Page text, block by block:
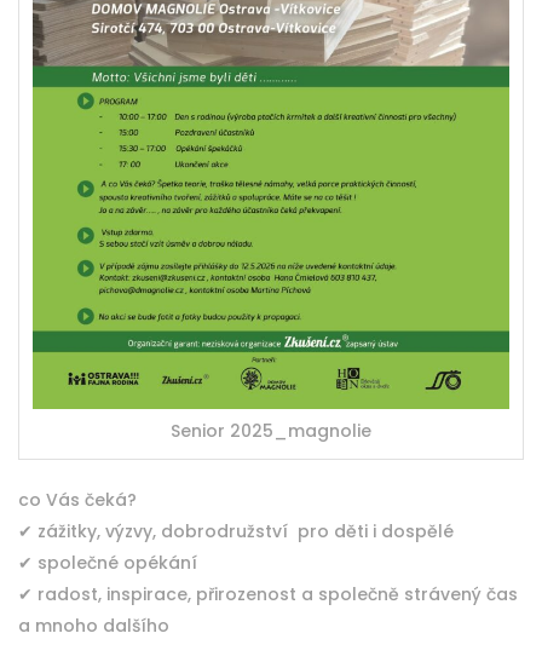
Senior 2025_magnolie
co Vás čeká?
✔ zážitky, výzvy, dobrodružství pro děti i dospělé
✔ společné opékání
✔ radost, inspirace, přirozenost a společně strávený čas
a mnoho dalšího